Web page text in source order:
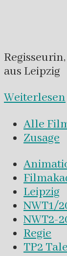
aus Leipzig
Weiterlesen
Alle
Zusage
Leipzig
NWT1/
NWT2-
Regie
TP2